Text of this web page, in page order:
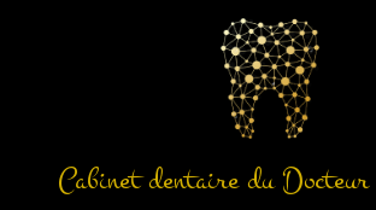
Cabinet dentaire du